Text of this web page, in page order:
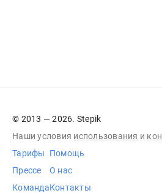
© 2013 — 2026. Stepik
Наши условия использования и
Тарифы
Прессе
Команда
Помощь
О нас
Контакты